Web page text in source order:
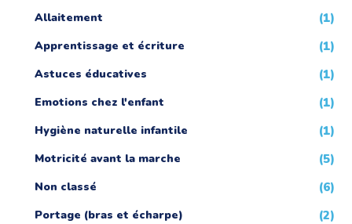
Allaitement (1)
Apprentissage et écriture (1)
Astuces éducatives (1)
Emotions chez l'enfant (1)
Hygiène naturelle infantile (1)
Motricité avant la marche (5)
Non classé (6)
Portage (bras et écharpe) (2)